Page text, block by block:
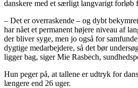
danskere med et særligt langvarigt forløb
– Det er overraskende – og dybt
har nået et permanent højere niveau af
der bliver syge, men jo også for
dygtige medarbejdere, så det bør
ligger bag, siger Mie Rasbech,
Hun peger på, at tallene er udtryk for
længere end 26 uger.